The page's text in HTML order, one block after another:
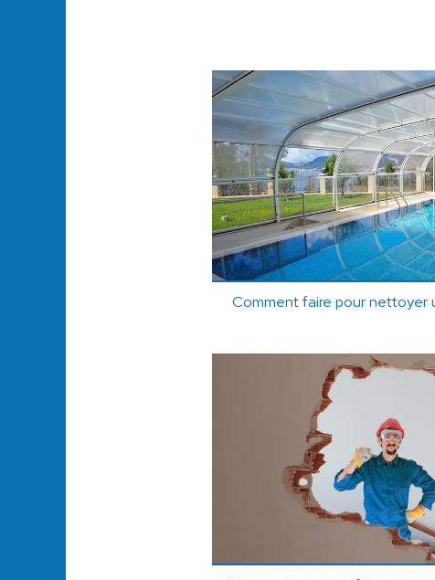
Comment faire pour nettoyer